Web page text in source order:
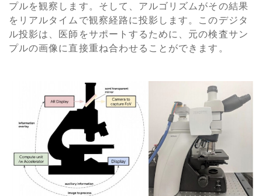
プルを観察します。そして、アルゴリズムがその結果
をリアルタイムで観察経路に投影します。このデジタ
ル投影は、医師をサポートするために、元の検査サン
プルの画像に直接重ね合わせることができます。